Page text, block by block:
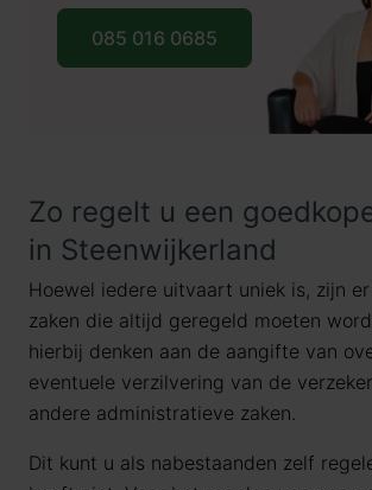
085 016 0685
Zo regelt u een
in Steenwijkerland
Hoewel iedere uitvaart uniek is, zijn
zaken die altijd geregeld moeten
hierbij denken aan de aangifte van
eventuele verzilvering van de
andere administratieve zaken.
Dit kunt u als nabestaanden zelf